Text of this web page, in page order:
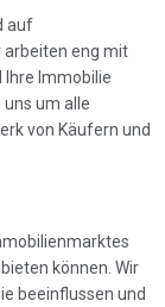
auf
arbeiten eng mit
Ihre Immobilie
um alle
von Käufern und
können. Wir
beeinflussen und